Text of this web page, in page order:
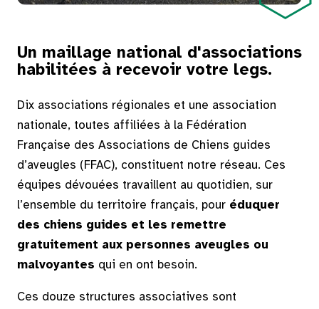
Un maillage national d'associations
habilitées à recevoir votre legs.
Dix associations régionales et une association
nationale, toutes affiliées à la Fédération
Française des Associations de Chiens guides
d’aveugles (FFAC), constituent notre réseau. Ces
équipes dévouées travaillent au quotidien, sur
l’ensemble du territoire français, pour éduquer
des chiens guides et les remettre
gratuitement aux personnes aveugles ou
malvoyantes qui en ont besoin.
Ces douze structures associatives sont